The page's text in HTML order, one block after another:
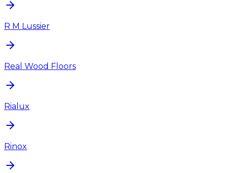
R M Lussier
Real Wood Floors
Rialux
Rinox